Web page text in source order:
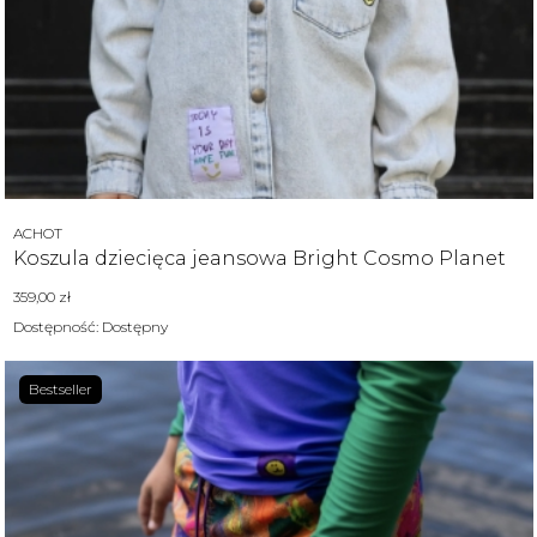
Koszula dziecięca jeansowa Bright Cosmo Planet
Producent
ACHOT
Cena
359,00 zł
Dostępność: Dostępny
Bestseller